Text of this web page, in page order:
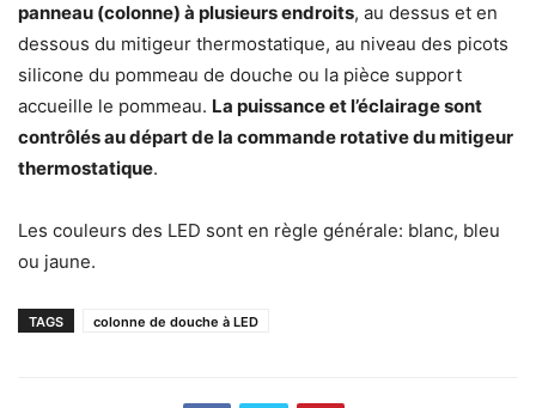
panneau (colonne) à plusieurs endroits, au dessus et en
dessous du mitigeur thermostatique, au niveau des picots
silicone du pommeau de douche ou la pièce support
accueille le pommeau. La puissance et l’éclairage sont
contrôlés au départ de la commande rotative du mitigeur
thermostatique.
Les couleurs des LED sont en règle générale: blanc, bleu
ou jaune.
TAGS colonne de douche à LED